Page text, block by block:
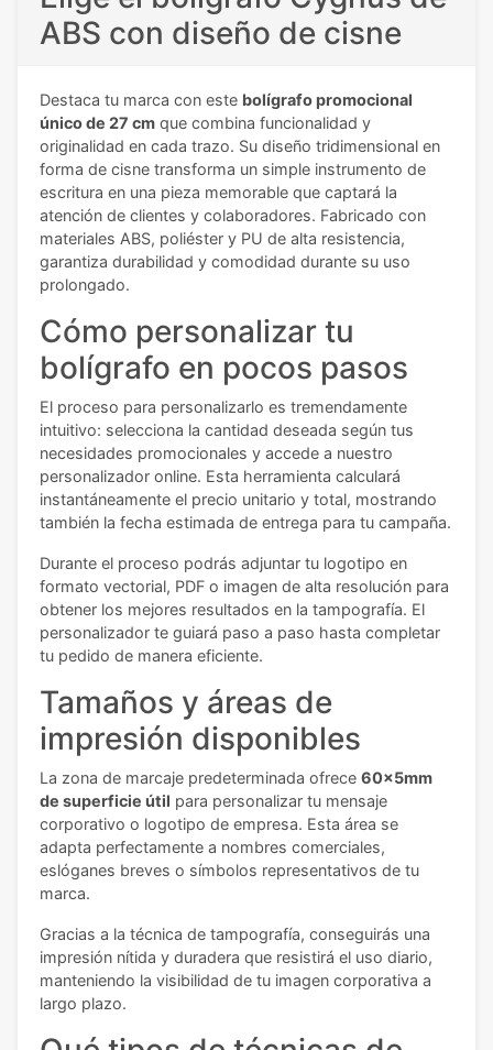
ABS con diseño de cisne
Destaca tu marca con este bolígrafo promocional
único de 27 cm que combina funcionalidad y
originalidad en cada trazo. Su diseño tridimensional en
forma de cisne transforma un simple instrumento de
escritura en una pieza memorable que captará la
atención de clientes y colaboradores. Fabricado con
materiales ABS, poliéster y PU de alta resistencia,
garantiza durabilidad y comodidad durante su uso
prolongado.
Cómo personalizar tu
bolígrafo en pocos pasos
El proceso para personalizarlo es tremendamente
intuitivo: selecciona la cantidad deseada según tus
necesidades promocionales y accede a nuestro
personalizador online. Esta herramienta calculará
instantáneamente el precio unitario y total, mostrando
también la fecha estimada de entrega para tu campaña.
Durante el proceso podrás adjuntar tu logotipo en
formato vectorial, PDF o imagen de alta resolución para
obtener los mejores resultados en la tampografía. El
personalizador te guiará paso a paso hasta completar
tu pedido de manera eficiente.
Tamaños y áreas de
impresión disponibles
La zona de marcaje predeterminada ofrece 60x5mm
de superficie útil para personalizar tu mensaje
corporativo o logotipo de empresa. Esta área se
adapta perfectamente a nombres comerciales,
eslóganes breves o símbolos representativos de tu
marca.
Gracias a la técnica de tampografía, conseguirás una
impresión nítida y duradera que resistirá el uso diario,
manteniendo la visibilidad de tu imagen corporativa a
largo plazo.